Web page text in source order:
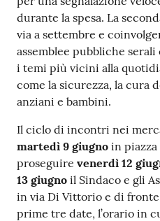
durante la spesa. La
via a settembre e
assemblee pubbliche
i temi più vicini alla
come la sicurezza, la cura
anziani e bambini.
Il ciclo di incontri nei
martedì 9 giugno in piazza
proseguire venerdì 12
13 giugno il Sindaco e gli
in via Di Vittorio e di
prime tre date, l’orario in